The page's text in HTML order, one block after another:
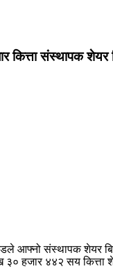
कित्ता संस्थापक शेयर
आफ्नो संस्थापक शेयर
हजार ४४२ सय कित्ता